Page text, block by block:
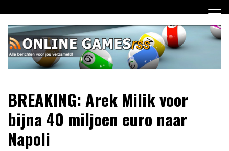
naar
inhoud
Online Games RSS
verzameld
BREAKING: Arek Milik voor
bijna 40 miljoen euro naar
Napoli